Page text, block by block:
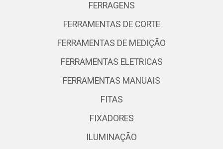
FERRAGENS
FERRAMENTAS DE CORTE
FERRAMENTAS DE MEDIÇÃO
FERRAMENTAS ELETRICAS
FERRAMENTAS MANUAIS
FITAS
FIXADORES
ILUMINAÇÃO